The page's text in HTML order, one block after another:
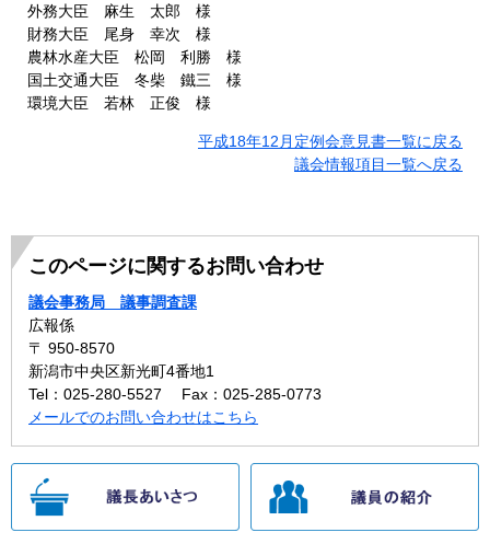
外務大臣 麻生 太郎 様
財務大臣 尾身 幸次 様
農林水産大臣 松岡 利勝 様
国土交通大臣 冬柴 鐵三 様
環境大臣 若林 正俊 様
平成18年12月定例会意見書一覧に戻る
議会情報項目一覧へ戻る
このページに関するお問い合わせ
議会事務局 議事調査課
広報係
〒 950-8570
新潟市中央区新光町4番地1
Tel：025-280-5527
Fax：025-285-0773
メールでのお問い合わせはこちら